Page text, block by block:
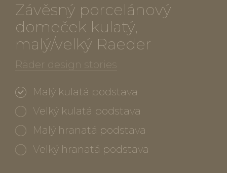
Závěsný porcelánový
domeček kulatý,
malý/velký Raeder
Räder design stories
Malý kulatá podstava
Velký kulatá podstava
Malý hranatá podstava
Velký hranatá podstava